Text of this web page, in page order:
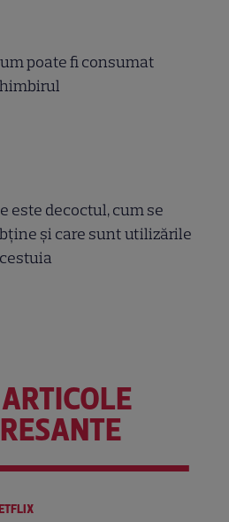
poate fi consumat
este decoctul, cum se
şi care sunt utilizările